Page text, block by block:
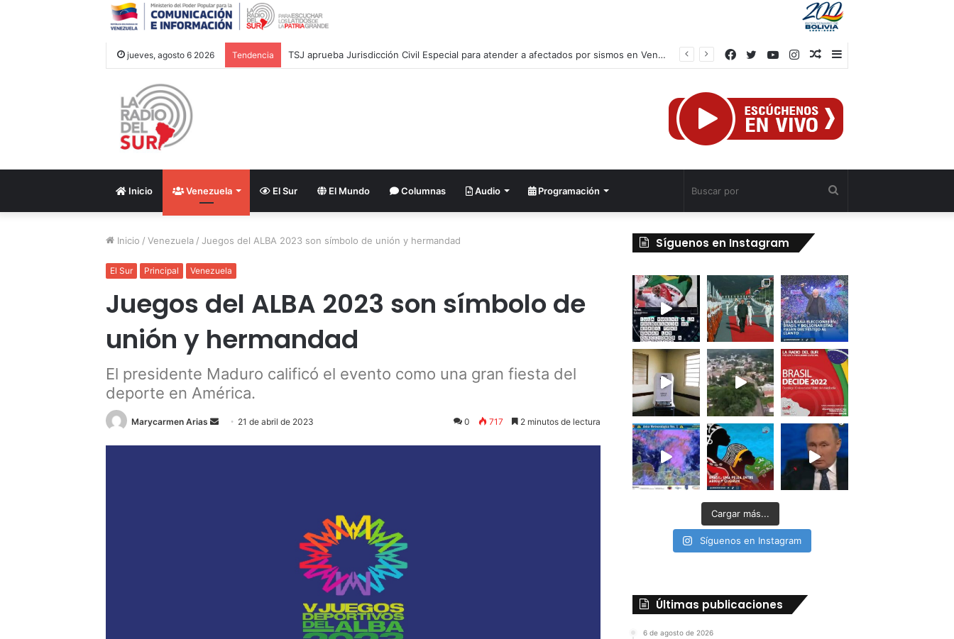
jueves, agosto 6 2026 Tendencia TSJ aprueba Jurisdicción Civil Especial para atender a afectados por sismos en Venezuela
Barra
Publicación
azar
Instagram
YouTube
Twitter
Facebook
Inicio Venezuela El Sur El Mundo Columnas Audio Programación
Inicio / Venezuela / Juegos del ALBA 2023 son símbolo de unión y hermandad
El Sur Principal Venezuela
Juegos del ALBA 2023 son símbolo de
unión y hermandad
El presidente Maduro calificó el evento como una gran fiesta del
deporte en América.
Marycarmen Arias
Send21 de abril de 2023 0 717 2 minutos de lectura
Síguenos en Instagram
Cargar más...
Síguenos en Instagram
Últimas publicaciones
6 de agosto de 2026